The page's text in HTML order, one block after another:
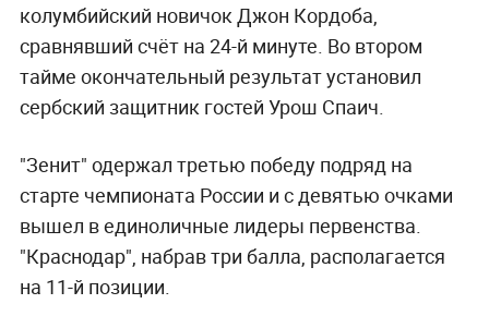
колумбийский новичок Джон Кордоба,
сравнявший счёт на 24-й минуте. Во втором
тайме окончательный результат установил
сербский защитник гостей Урош Спаич.
"Зенит" одержал третью победу подряд на
старте чемпионата России и с девятью очками
вышел в единоличные лидеры первенства.
"Краснодар", набрав три балла, располагается
на 11-й позиции.